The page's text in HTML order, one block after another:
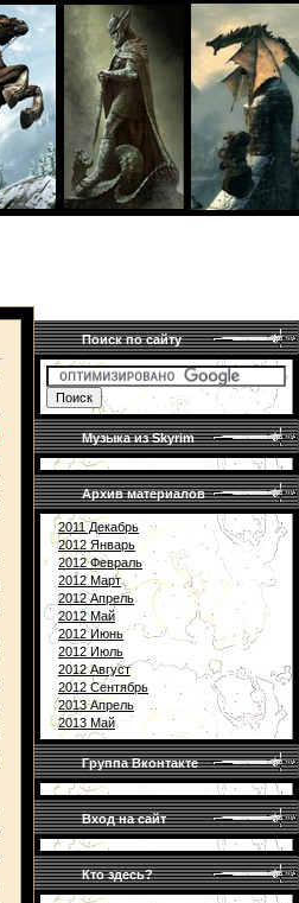
Поиск по сайту
Музыка из Skyrim
Архив материалов
2011 Декабрь
2012 Январь
2012 Февраль
2012 Март
2012 Апрель
2012 Май
2012 Июнь
2012 Июль
2012 Август
2012 Сентябрь
2013 Апрель
2013 Май
Группа Вконтакте
Вход на сайт
Кто здесь?